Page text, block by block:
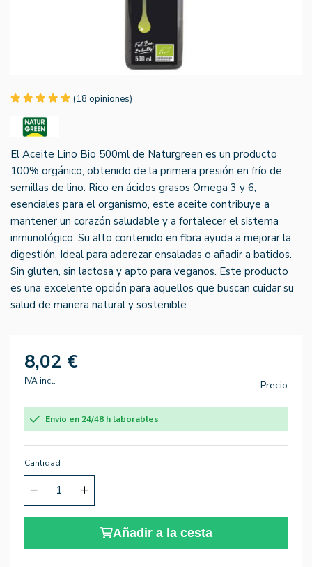
(18 opiniones)
El Aceite Lino Bio 500ml de Naturgreen es un producto
100% orgánico, obtenido de la primera presión en frío de
semillas de lino. Rico en ácidos grasos Omega 3 y 6,
esenciales para el organismo, este aceite contribuye a
mantener un corazón saludable y a fortalecer el sistema
inmunológico. Su alto contenido en fibra ayuda a mejorar la
digestión. Ideal para aderezar ensaladas o añadir a batidos.
Sin gluten, sin lactosa y apto para veganos. Este producto
es una excelente opción para aquellos que buscan cuidar su
salud de manera natural y sostenible.
8,02 €
IVA incl. Precio
Envío en 24/48 h laborables
Cantidad
Añadir a la cesta